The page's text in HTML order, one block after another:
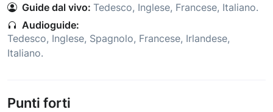
Guide dal vivo: Tedesco, Inglese, Francese, Italiano.
Audioguide:
Tedesco, Inglese, Spagnolo, Francese, Irlandese,
Italiano.
Punti forti